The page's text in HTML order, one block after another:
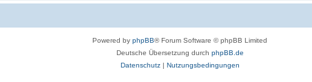
Powered by phpBB® Forum Software © phpBB Limited
Deutsche Übersetzung durch phpBB.de
Datenschutz| Nutzungsbedingungen